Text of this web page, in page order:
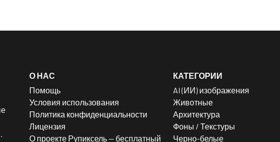
О НАС
Помощь
Условия использования
Политика конфиденциальности
Лицензия
О проекте Рупиксель — бесплатный
КАТЕГОРИИ
AI (ИИ) изображения
Животные
Архитектура
Фоны / Текстуры
Черно-белые